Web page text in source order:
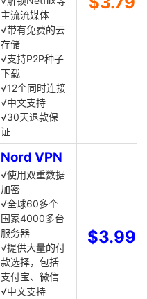
主流流媒体
√带有免费的云
存储
√支持P2P种子
下载
√12个同时连接
√中文支持
√30天退款保
证
Nord VPN
√使用双重数据
加密
√全球60多个
国家4000多台
服务器
√提供大量的付
款选择，包括
支付宝、微信
√中文支持
$3.99